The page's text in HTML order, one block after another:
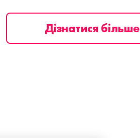
Дізнатися більше